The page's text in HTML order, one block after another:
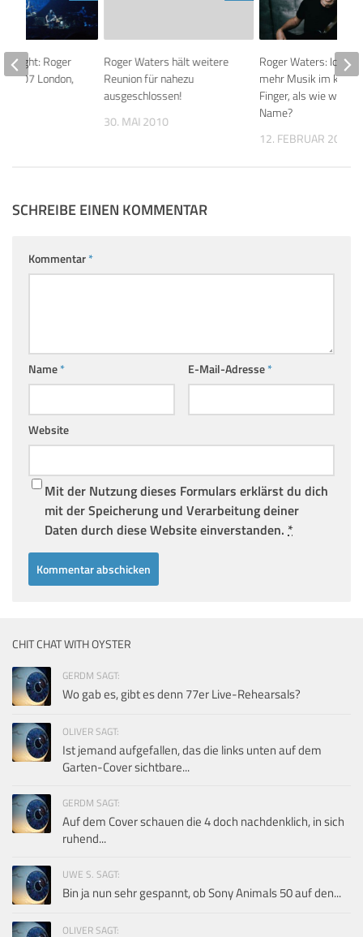
Roger Waters hält weitere
Reunion für nahezu
ausgeschlossen!
30. MAI 2010
Roger Waters: Ich
mehr Musik im
Finger, als wie war
Name?
12. FEBRUAR 2018
Night: Roger
London,
SCHREIBE EINEN KOMMENTAR
Kommentar*
Name* E-Mail-Adresse*
Website
Mit der Nutzung dieses Formulars erklärst du dich
mit der Speicherung und Verarbeitung deiner
Daten durch diese Website einverstanden. *
CHIT CHAT WITH OYSTER
GERDM SAGT:
Wo gab es, gibt es denn 77er Live-Rehearsals?
OLIVER SAGT:
Ist jemand aufgefallen, das die links unten auf dem
Garten-Cover sichtbare...
GERDM SAGT:
Auf dem Cover schauen die 4 doch nachdenklich, in sich
ruhend...
UWE S. SAGT:
Bin ja nun sehr gespannt, ob Sony Animals 50 auf den...
OLIVER SAGT: